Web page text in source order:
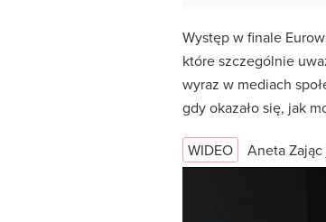
Występ w finale
które szczególnie
wyraz w mediach
gdy okazało się, jak
WIDEO Aneta